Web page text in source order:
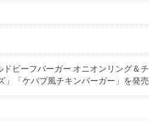
ビーフバーガー オニオンリング＆チ
」「ケバブ風チキンバーガー」を発売